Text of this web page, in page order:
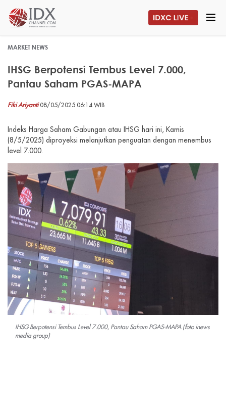
MARKET NEWS
IHSG Berpotensi Tembus Level 7.000,
Pantau Saham PGAS-MAPA
Fiki Ariyanti08/05/2025 06:14 WIB
Indeks Harga Saham Gabungan atau IHSG hari ini, Kamis
(8/5/2025) diproyeksi melanjutkan penguatan dengan menembus
level 7.000.
IHSG Berpotensi Tembus Level 7.000, Pantau Saham PGAS-MAPA (foto inews
media group)